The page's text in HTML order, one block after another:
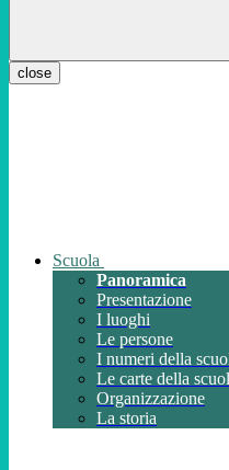
close
Scuola
Panoramica
Presentazione
I luoghi
Le persone
I numeri della
Le carte della
Organizzazione
La storia